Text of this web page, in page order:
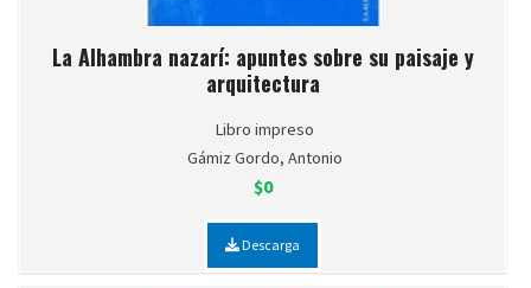
La Alhambra nazarí: apuntes sobre su paisaje y
arquitectura
Libro impreso
Gámiz Gordo, Antonio
$0
Descarga